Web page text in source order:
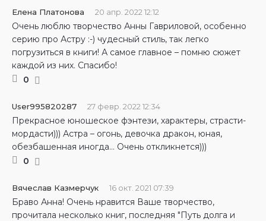
Елена Платонова 20 апр. 2022 12:12
Очень люблю творчество Анны Гавриловой, особенно
серию про Астру :-) чудесный стиль, так легко
погрузиться в книги! А самое главное – помню сюжет
каждой из них. Спасибо!
0
User995820287 27 февр. 2022 12:34
Прекрасное юношеское фэнтези, характеры, страсти-
мордасти))) Астра – огонь, девочка дракон, юная,
обезбашенная иногда… Очень откликнется)))
0
Вячеслав Казмерчук 16 окт. 2021 07:39
Браво Анна! Очень нравится Ваше творчество,
прочитала несколько книг, последняя "Путь долга и